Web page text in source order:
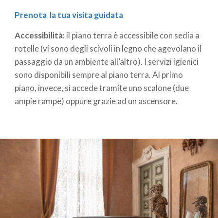
Prenota la tua visita guidata
Accessibilità: il piano terra è accessibile con sedia a
rotelle (vi sono degli scivoli in legno che agevolano il
passaggio da un ambiente all’altro). I servizi igienici
sono disponibili sempre al piano terra. Al primo
piano, invece, si accede tramite uno scalone (due
ampie rampe) oppure grazie ad un ascensore.